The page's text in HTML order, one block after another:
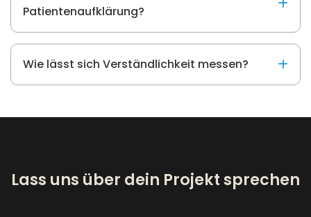
Patientenaufklärung?
Wie lässt sich Verständlichkeit messen?
Lass uns über dein Projekt sprechen